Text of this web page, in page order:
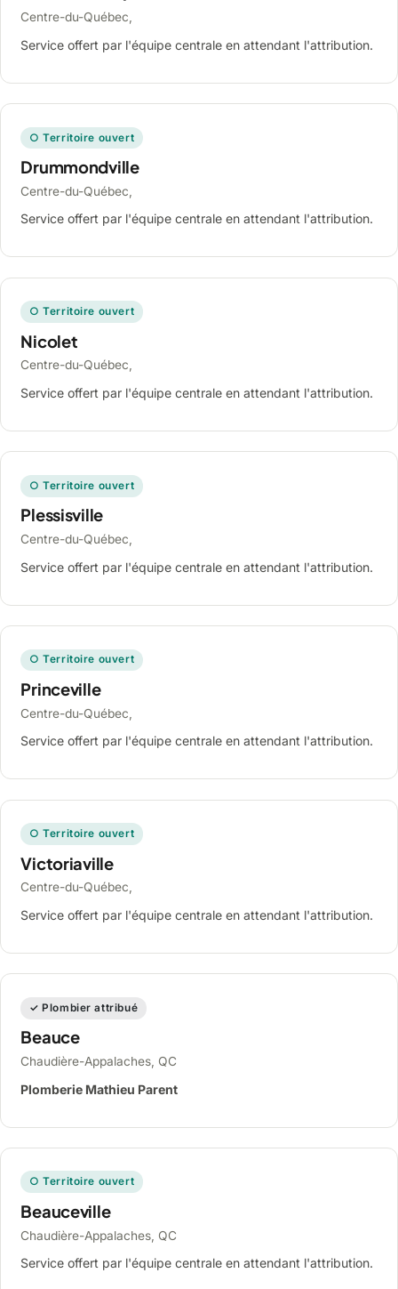
Centre-du-Québec,
Service offert par l'équipe centrale en attendant l'attribution.
○ Territoire ouvert
Drummondville
Centre-du-Québec,
Service offert par l'équipe centrale en attendant l'attribution.
○ Territoire ouvert
Nicolet
Centre-du-Québec,
Service offert par l'équipe centrale en attendant l'attribution.
○ Territoire ouvert
Plessisville
Centre-du-Québec,
Service offert par l'équipe centrale en attendant l'attribution.
○ Territoire ouvert
Princeville
Centre-du-Québec,
Service offert par l'équipe centrale en attendant l'attribution.
○ Territoire ouvert
Victoriaville
Centre-du-Québec,
Service offert par l'équipe centrale en attendant l'attribution.
✓ Plombier attribué
Beauce
Chaudière-Appalaches, QC
Plomberie Mathieu Parent
○ Territoire ouvert
Beauceville
Chaudière-Appalaches, QC
Service offert par l'équipe centrale en attendant l'attribution.